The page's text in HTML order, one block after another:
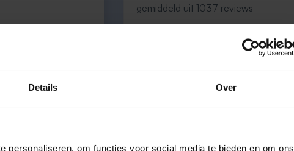
Details Over
personaliseren, om functies voor social media te bieden en om ons
gemiddeld uit 1037 reviews